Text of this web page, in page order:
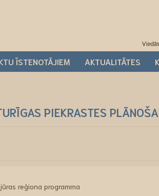
ĪSTENOTĀJIEM AKTUALITĀTES
PIEKRASTES
reģiona programma